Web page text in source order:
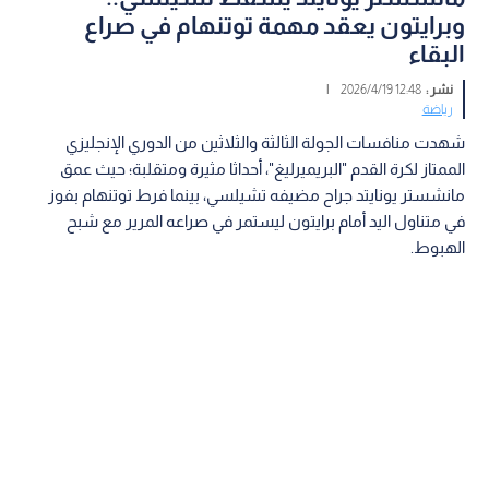
وبرايتون يعقد مهمة توتنهام في صراع
البقاء
نشر :12:48 2026/4/19
|
رياضة
شهدت منافسات الجولة الثالثة والثلاثين من الدوري الإنجليزي
الممتاز لكرة القدم "البريميرليغ"، أحداثا مثيرة ومتقلبة؛ حيث عمق
مانشستر يونايتد جراح مضيفه تشيلسي، بينما فرط توتنهام بفوز
في متناول اليد أمام برايتون ليستمر في صراعه المرير مع شبح
الهبوط.